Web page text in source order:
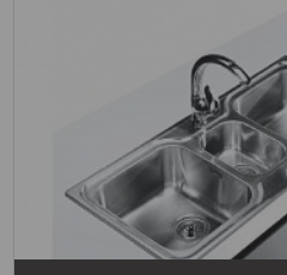
Бренд Teka предлагает
каждая из которых отличается
высоким качеством и
из самых известных коллекций
создать стильный и комфортный
Одной из самых популярных
Colors". Эта коллекция
вытяжки и другие приборы,
цветами и современным
коллекции добавляют интерьеру